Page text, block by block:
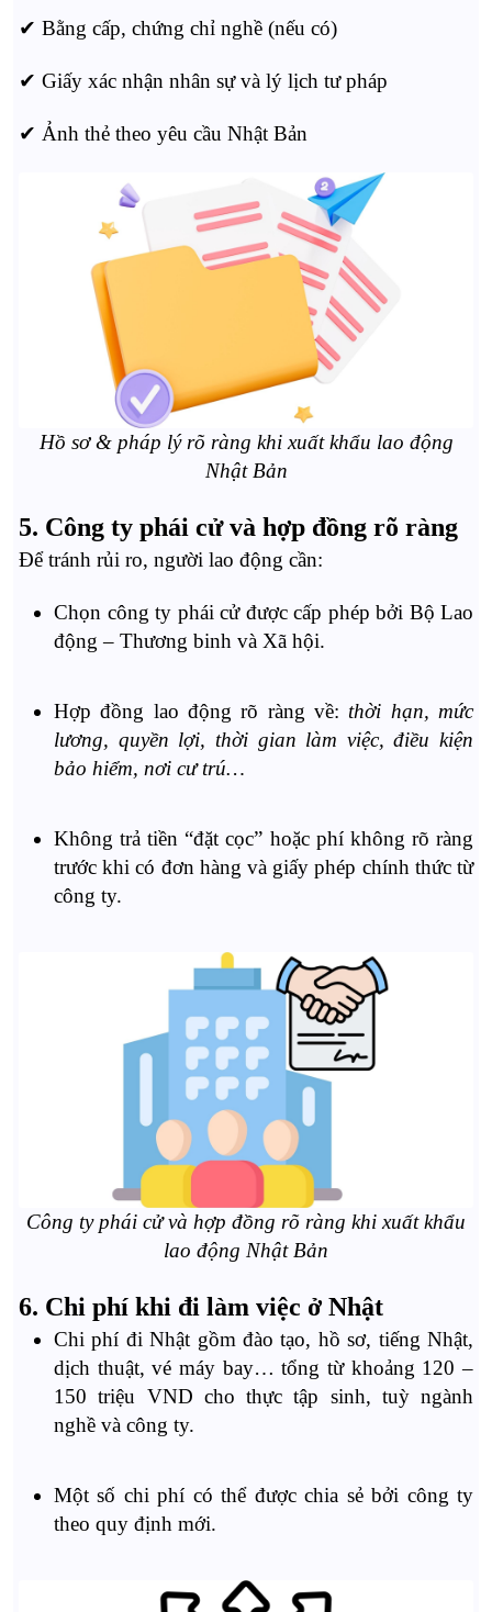
✔ Bằng cấp, chứng chỉ nghề (nếu có)
✔ Giấy xác nhận nhân sự và lý lịch tư pháp
✔ Ảnh thẻ theo yêu cầu Nhật Bản
Hồ sơ & pháp lý rõ ràng khi xuất khẩu lao động
Nhật Bản
5. Công ty phái cử và hợp đồng rõ ràng
Để tránh rủi ro, người lao động cần:
Chọn công ty phái cử được cấp phép bởi Bộ Lao
động – Thương binh và Xã hội.
Hợp đồng lao động rõ ràng về: thời hạn, mức
lương, quyền lợi, thời gian làm việc, điều kiện
bảo hiểm, nơi cư trú…
Không trả tiền “đặt cọc” hoặc phí không rõ ràng
trước khi có đơn hàng và giấy phép chính thức từ
công ty.
Công ty phái cử và hợp đồng rõ ràng khi xuất khẩu
lao động Nhật Bản
6. Chi phí khi đi làm việc ở Nhật
Chi phí đi Nhật gồm đào tạo, hồ sơ, tiếng Nhật,
dịch thuật, vé máy bay… tổng từ khoảng 120 –
150 triệu VND cho thực tập sinh, tuỳ ngành
nghề và công ty.
Một số chi phí có thể được chia sẻ bởi công ty
theo quy định mới.